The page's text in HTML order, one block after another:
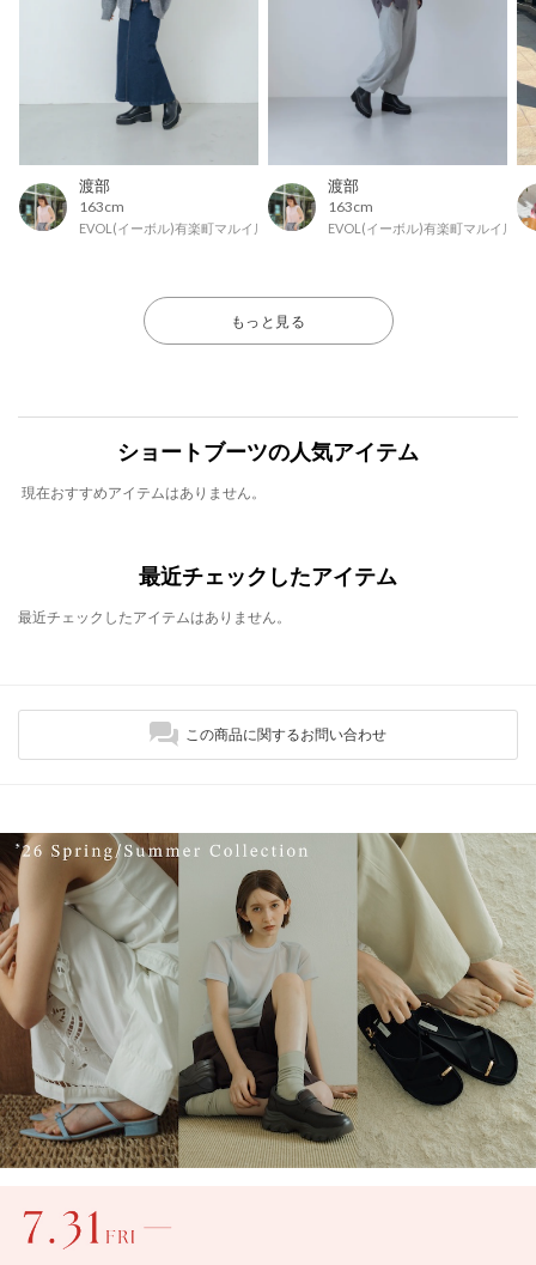
渡部
163cm
EVOL(イーボル)有楽町マルイ店
渡部
163cm
EVOL(イーボル)有楽町マルイ店
もっと見る
ショートブーツの人気アイテム
現在おすすめアイテムはありません。
最近チェックしたアイテム
最近チェックしたアイテムはありません。
この商品に関するお問い合わせ